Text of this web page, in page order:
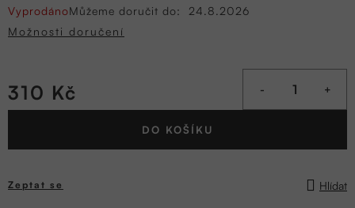
VyprodánoMůžeme doručit do:
24.8.2026
Možnosti doručení
310 Kč
Měrná
DO KOŠÍKU
Zeptat se Hlídat